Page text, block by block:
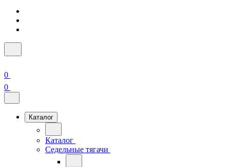
0
0
Каталог
Каталог
Седельные тягачи